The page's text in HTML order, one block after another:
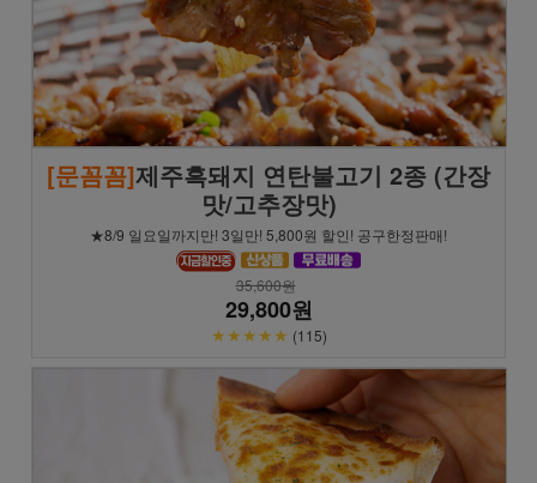
[문꼼꼼]제주흑돼지 연탄불고기 2종 (간장
맛/고추장맛)
★8/9 일요일까지만! 3일만! 5,800원 할인! 공구한정판매!
35,600원
29,800원
★★★★★ (115)